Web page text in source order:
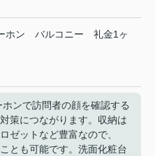
ホン バルコニー
礼金1ヶ
ンで訪問者の顔を確認する
策につながります。収納は
ゼットなど豊富なので、
とも可能です。洗面化粧台